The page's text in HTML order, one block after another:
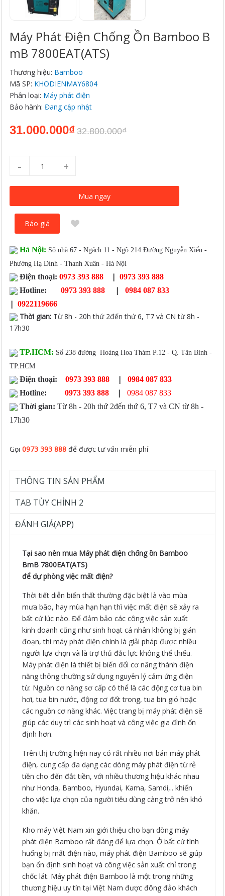
Máy Phát Điện Chống Ồn Bamboo B
MB 7800EAT(ATS)
Thương hiệu: Bamboo
Mã SP: KHODIENMAY6804
Phân loại: Máy phát điện
Bảo hành:Đang cập nhật
31.000.000₫ 32.800.000₫
- +
Mua ngay
Báo giá
Hà Nội: Số nhà 67 - Ngách 11 - Ngõ 214 Đường Nguyễn Xiển -
Phường Hạ Đình - Thanh Xuân - Hà Nội
Điện thoại: 0973 393 888 |
0973 393 888
Hotline:
0973 393 888 | 0984 087 833
| 0922119666
Thời gian: Từ 8h - 20h thứ 2đến thứ 6, T7 và CN từ 8h -
17h30
TP.HCM: Số 238 đường Hoàng Hoa Thám P.12 - Q. Tân Bình -
TP.HCM
Điện thoại: 0973 393 888 |
0984 087 833
Hotline:
0973 393 888 |
0984 087 833
Thời gian: Từ 8h - 20h thứ 2đến thứ 6, T7 và CN từ 8h -
17h30
Gọi0973 393 888 để được tư vấn miễn phí
THÔNG TIN SẢN PHẨM
TAB TÙY CHỈNH 2
ĐÁNH GIÁ(APP)
Tại sao nên mua Máy phát điện chống ồn Bamboo
BmB 7800EAT(ATS)
để dự phòng việc mất điện?
Thời tiết diễn biến thất thường đặc biệt là vào mùa
mưa bão, hay mùa hạn hạn thì việc mất điện sẽ xảy ra
bất cứ lúc nào. Để đảm bảo các công việc sản xuất
kinh doanh cũng như sinh hoạt cá nhân không bị gián
đoạn, thì máy phát điện chính là giải pháp được nhiều
người lựa chọn và là trợ thủ đắc lực không thể thiếu.
Máy phát điện là thiết bị biến đổi cơ năng thành điện
năng thông thường sử dụng nguyên lý cảm ứng điện
từ. Nguồn cơ năng sơ cấp có thể là các động cơ tua bin
hơi, tua bin nước, động cơ đốt trong, tua bin gió hoặc
các nguồn cơ năng khác. Việc trang bị máy phát điện sẽ
giúp các duy trì các sinh hoạt và công việc gia đình ổn
định hơn.
Trên thị trường hiện nay có rất nhiều nơi bán máy phát
điện, cung cấp đa dạng các dòng máy phát điện từ rẻ
tiền cho đến đắt tiền, với nhiều thương hiệu khác nhau
như Honda, Bamboo, Hyundai, Kama, Samdi,.. khiến
cho việc lựa chọn của người tiêu dùng càng trở nên khó
khăn.
Kho máy Việt Nam xin giới thiệu cho bạn dòng máy
phát điện Bamboo rất đáng để lựa chọn. Ở bất cứ tình
huống bị mất điện nào, máy phát điện Bamboo sẽ giúp
bạn ổn định sinh hoạt và công việc sản xuất chỉ trong
chốc lát. Máy phát điện Bamboo là một trong những
thương hiệu uy tín tại Việt Nam được đông đảo khách